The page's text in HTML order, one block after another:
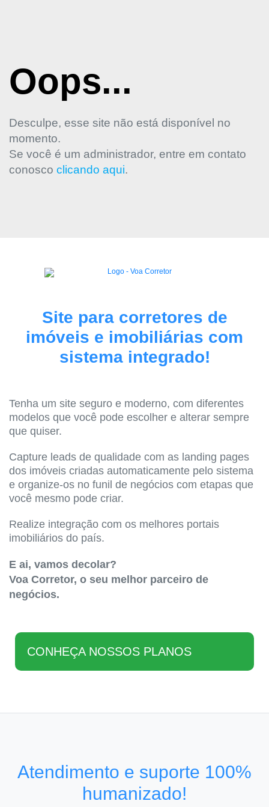
Oops...
Desculpe, esse site não está disponível no
momento.
Se você é um administrador, entre em contato
conosco clicando aqui.
Site para corretores de
imóveis e imobiliárias com
sistema integrado!
Tenha um site seguro e moderno, com diferentes
modelos que você pode escolher e alterar sempre
que quiser.
Capture leads de qualidade com as landing pages
dos imóveis criadas automaticamente pelo sistema
e organize-os no funil de negócios com etapas que
você mesmo pode criar.
Realize integração com os melhores portais
imobiliários do país.
E ai, vamos decolar?
Voa Corretor, o seu melhor parceiro de
negócios.
CONHEÇA NOSSOS PLANOS
Atendimento e suporte 100%
humanizado!